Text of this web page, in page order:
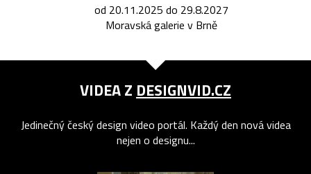
od 20.11.2025 do 29.8.2027
Moravská galerie v Brně
VIDEA Z DESIGNVID.CZ
Jedinečný český design video portál. Každý den nová videa
nejen o designu...